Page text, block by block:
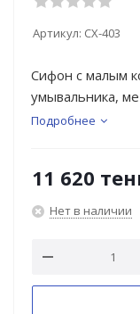
Артикул: CX-403
Сифон с малым
умывальника,
отводом в
Подробнее
11 620
Нет в наличии